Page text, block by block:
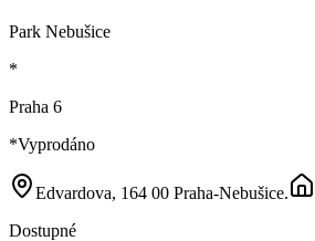
Park Nebušice
*
Praha 6
*Vyprodáno
Edvardova, 164 00 Praha-Nebušice.
Dostupné